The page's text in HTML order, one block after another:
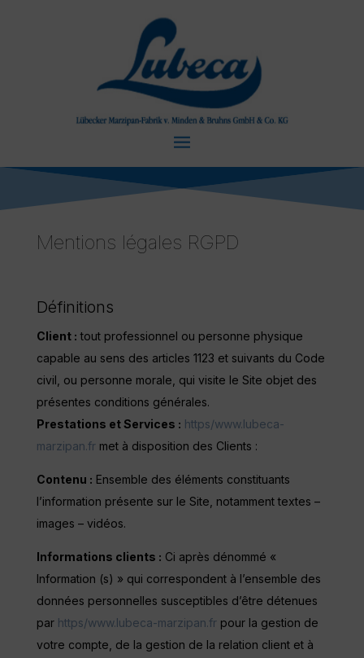
Mentions légales RGPD
Définitions
Client : tout professionnel ou personne physique
capable au sens des articles 1123 et suivants du Code
civil, ou personne morale, qui visite le Site objet des
présentes conditions générales.
Prestations et Services : https/www.lubeca-
marzipan.frmet à disposition des Clients :
Contenu : Ensemble des éléments constituants
l’information présente sur le Site, notamment textes –
images – vidéos.
Informations clients : Ci après dénommé «
Information (s) » qui correspondent à l’ensemble des
données personnelles susceptibles d’être détenues
par https/www.lubeca-marzipan.frpour la gestion de
votre compte, de la gestion de la relation client et à